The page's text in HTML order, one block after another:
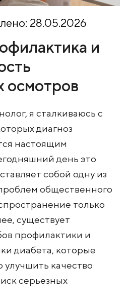
28.05.2026
и
осмотров
я сталкиваюсь с
диагноз
настоящим
день это
собой одну из
общественного
только
существует
профилактики и
диабета, которые
улучшить качество
серьезных